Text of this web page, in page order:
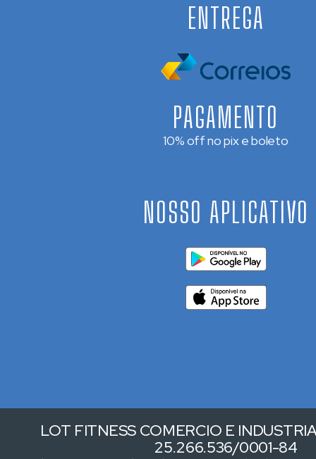
PAGAMENTO
10% off no pix e boleto
ENTREGA
NOSSO APLICATIVO
LOT FITNESS COMERCIO E
25.266.536/0001-84